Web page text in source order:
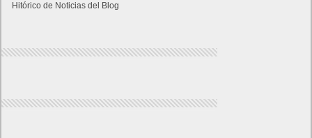
Hitórico de Noticias del Blog